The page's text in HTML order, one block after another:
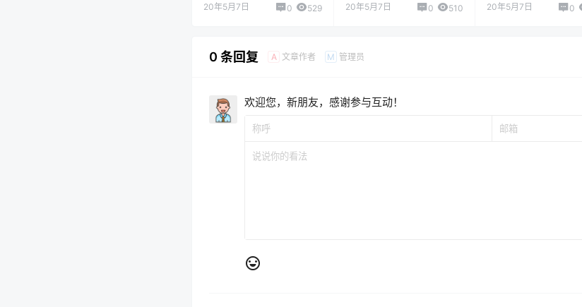
20年5月7日 0 529 20年5月7日 0 510 20年5月7日 0
0 条回复 A 文章作者 M 管理员
欢迎您，新朋友，感谢参与互动！